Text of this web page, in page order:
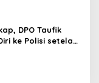
DPO Taufik
ke Polisi setelah